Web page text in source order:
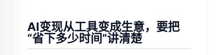
AI变现从工具变成生意，要把
“省下多少时间”讲清楚